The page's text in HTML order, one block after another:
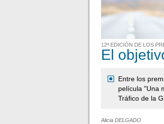
12ª EDICIÓN DE LOS
El
Entre los
película "Una
Tráfico de la
Alicia DELGADO